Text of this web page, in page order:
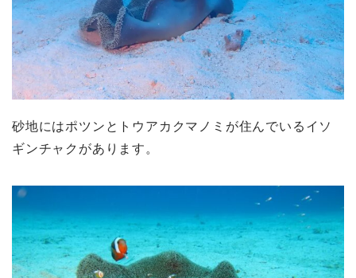
砂地にはポツンとトウアカクマノミが住んでいるイソ
ギンチャクがあります。